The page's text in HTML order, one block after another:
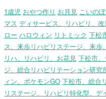
1歳児 おやつ作り お月見 こいのぼ
マス ディサービス、リハビリ、
ロー ハロウィン リトミック 下松
ス、来歩リハビリステージ、来
リハ、リハビリ、お花見 下松市
ジ、総合リハビリテーション研
ィン、ポケモンGO 下松市、総合
リステージ、リハビリ特化型、